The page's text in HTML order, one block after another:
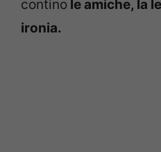
contino le amiche, la
ironia.